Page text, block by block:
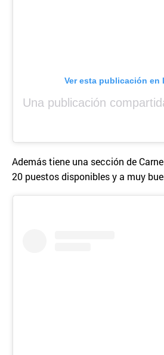
Ver esta publicación en
Además tiene una sección de
20 puestos disponibles y a muy